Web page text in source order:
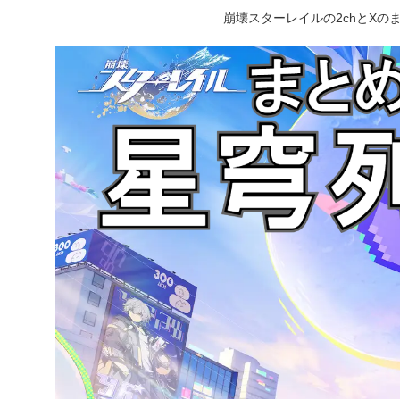
崩壊スターレイルの2chとXの